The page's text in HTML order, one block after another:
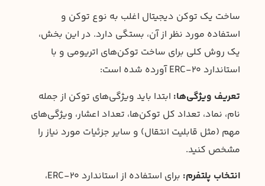
ساخت یک توکن دیجیتال اغلب به نوع توکن و
استفاده مورد نظر از آن، بستگی دارد. در این بخش،
یک روش کلی برای ساخت توکن‌های اتریومی و با
استاندارد ERC-20 آورده شده است:
تعریف ویژگی‌ها: ابتدا باید ویژگی‌های توکن از جمله
نام، نماد، تعداد کل توکن‌ها، تعداد اعشار، ویژگی‌های
مهم (مثل قابلیت انتقال) و سایر جزئیات مورد نیاز را
مشخص کنید.
انتخاب پلتفرم:
برای استفاده از استاندارد ERC-20،